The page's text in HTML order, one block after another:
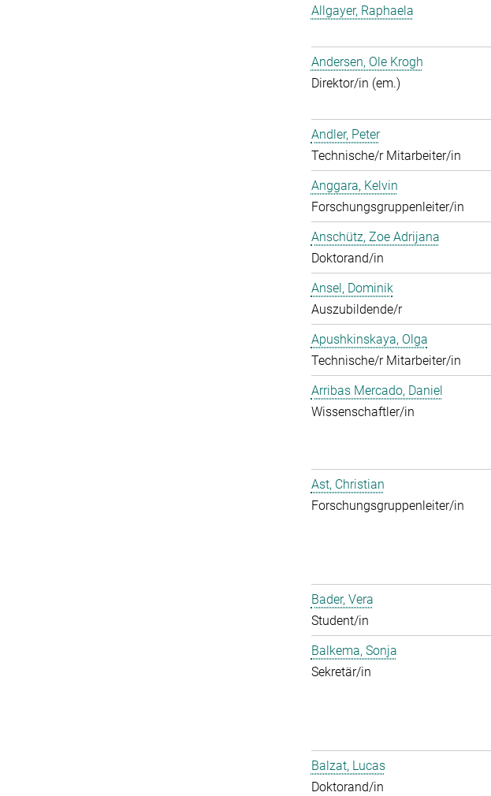
Allgayer, Raphaela
Andersen, Ole Krogh
Direktor/in (em.)
Andler, Peter
Technische/r Mitarbeiter/in
Anggara, Kelvin
Forschungsgruppenleiter/in
Anschütz, Zoe Adrijana
Doktorand/in
Ansel, Dominik
Auszubildende/r
Apushkinskaya, Olga
Technische/r Mitarbeiter/in
Arribas Mercado, Daniel
Wissenschaftler/in
Ast, Christian
Forschungsgruppenleiter/in
Bader, Vera
Student/in
Balkema, Sonja
Sekretär/in
Balzat, Lucas
Doktorand/in